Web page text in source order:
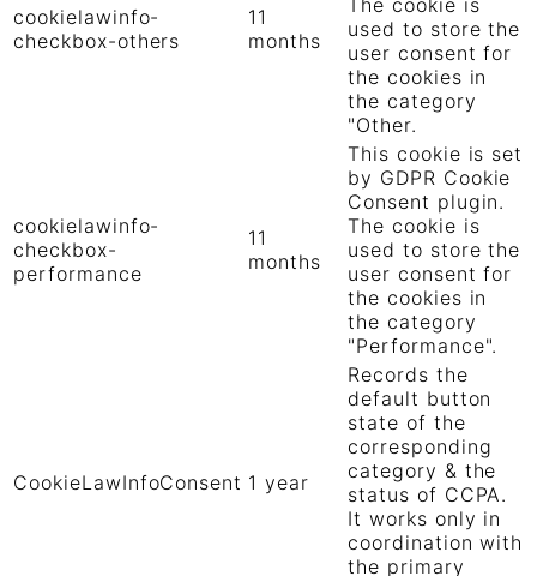
cookielawinfo-
checkbox-others
11
months
The cookie is
used to store the
user consent for
the cookies in
the category
"Other.
cookielawinfo-
checkbox-
performance
11
months
This cookie is set
by GDPR Cookie
Consent plugin.
The cookie is
used to store the
user consent for
the cookies in
the category
"Performance".
CookieLawInfoConsent 1 year
Records the
default button
state of the
corresponding
category & the
status of CCPA.
It works only in
coordination with
the primary